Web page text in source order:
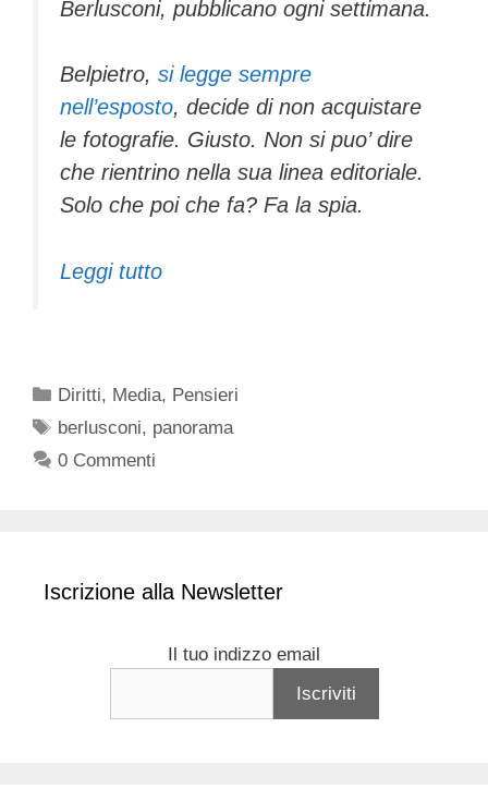
Berlusconi, pubblicano ogni settimana.
Belpietro, si legge sempre
nell’esposto, decide di non acquistare
le fotografie. Giusto. Non si puo’ dire
che rientrino nella sua linea editoriale.
Solo che poi che fa? Fa la spia.
Leggi tutto
Categorie
Diritti, Media, Pensieri
Tag
berlusconi, panorama
0 Commenti
Iscrizione alla Newsletter
Il tuo indizzo email